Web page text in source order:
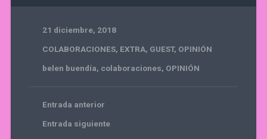
21 diciembre, 2018
COLABORACIONES, EXTRA, GUEST, OPINIÓN
belen buendía, colaboraciones, OPINIÓN
Entrada anterior
Entrada siguiente